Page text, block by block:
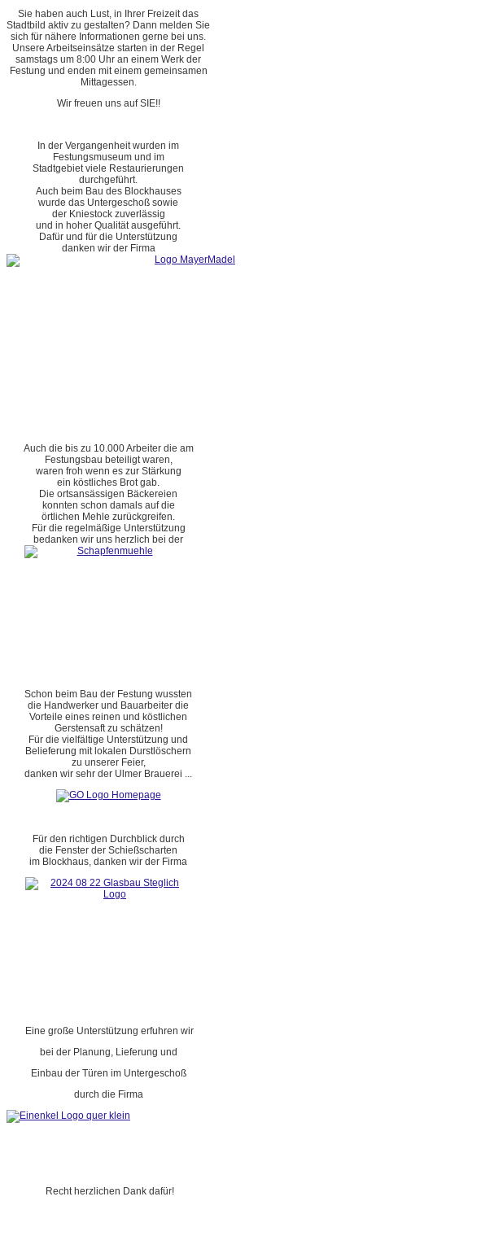
Sie haben auch Lust, in Ihrer Freizeit das
Stadtbild aktiv zu gestalten? Dann melden Sie
sich für nähere Informationen gerne bei uns.
Unsere Arbeitseinsätze starten in der Regel
samstags um 8:00 Uhr an einem Werk der
Festung und enden mit einem gemeinsamen
Mittagessen.
Wir freuen uns auf SIE!!
In der Vergangenheit wurden im
Festungsmuseum und im
Stadtgebiet viele Restaurierungen
durchgeführt.
Auch beim Bau des Blockhauses
wurde das Untergeschoß sowie
der Kniestock zuverlässig
und in hoher Qualität ausgeführt.
Dafür und für die Unterstützung
danken wir der Firma
Auch die bis zu 10.000 Arbeiter die am
Festungsbau beteiligt waren,
waren froh wenn es zur Stärkung
ein köstliches Brot gab.
Die ortsansässigen Bäckereien
konnten schon damals auf die
örtlichen Mehle zurückgreifen.
Für die regelmäßige Unterstützung
bedanken wir uns herzlich bei der
Schon beim Bau der Festung wussten
die Handwerker und Bauarbeiter die
Vorteile eines reinen und köstlichen
Gerstensaft zu schätzen!
Für die vielfältige Unterstützung und
Belieferung mit lokalen Durstlöschern
zu unserer Feier,
danken wir sehr der Ulmer Brauerei ...
Für den richtigen Durchblick durch
die Fenster der Schießscharten
im Blockhaus, danken wir der Firma
Eine große Unterstützung erfuhren wir
bei der Planung, Lieferung und
Einbau der Türen im Untergeschoß
durch die Firma
Recht herzlichen Dank dafür!